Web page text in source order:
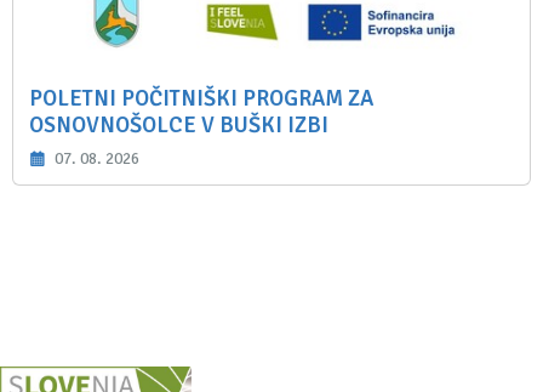
POLETNI POČITNIŠKI PROGRAM ZA
OSNOVNOŠOLCE V BUŠKI IZBI
07. 08. 2026